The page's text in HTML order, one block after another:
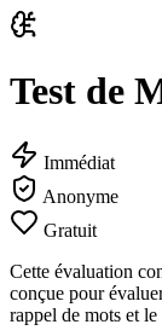
Test de
Immédiat
Anonyme
Gratuit
Cette évaluation
conçue pour
rappel de mots et le